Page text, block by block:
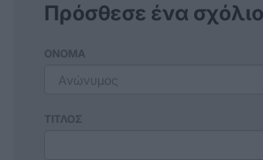
Πρόσθεσε ένα σχόλιο
ΟΝΟΜΑ
ΤΙΤΛΟΣ